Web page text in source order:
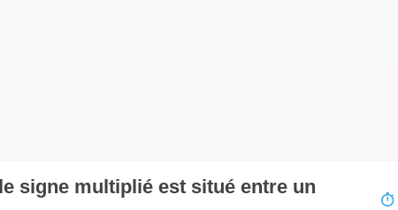
en vidéo.
signe multiplié est situé entre un